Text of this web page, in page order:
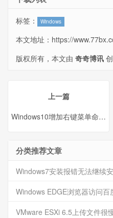
标签： Windows
本文地址： https://
版权所有，本文由 奇奇博讯
上一篇
Windows10增加右键菜单命令
分类推荐文章
Windows7安装报错无法继续
VMware ESXi 6.5上传文件很